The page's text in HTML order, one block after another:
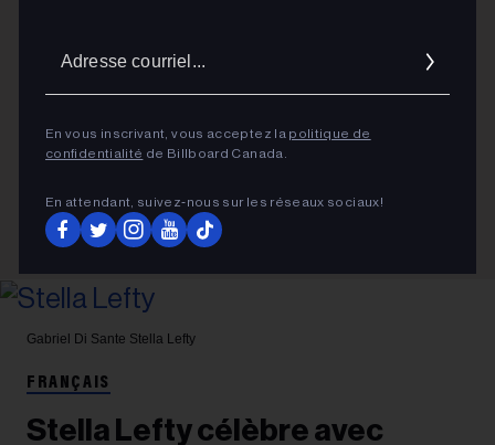
En vous inscrivant, vous acceptez la politique de
confidentialité de Billboard Canada.
En attendant, suivez‑nous sur les réseaux sociaux!
Gabriel Di Sante Stella Lefty
FRANÇAIS
Stella Lefty célèbre avec